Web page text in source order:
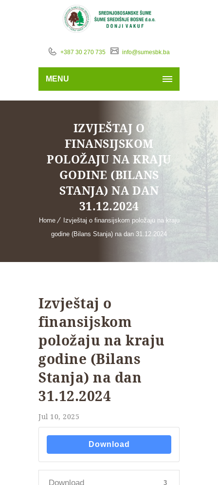
+387 30 270 735 info@sumesbk.ba
MENU
IZVJEŠTAJ O
FINANSIJSKOM
POLOŽAJU NA KRAJU
GODINE (BILANS
STANJA) NA DAN
31.12.2024
Home
Izvještaj o finansijskom položaju na kraju
godine (Bilans Stanja) na dan 31.12.2024
Izvještaj o
finansijskom
položaju na kraju
godine (Bilans
Stanja) na dan
31.12.2024
Jul 10, 2025
Download
Download 3